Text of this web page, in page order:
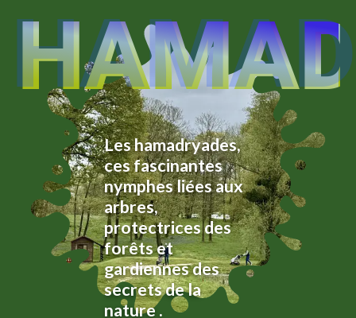
Les hamadryades,
ces fascinantes
nymphes liées aux
arbres,
protectrices des
forêts et
gardiennes des
secrets de la
nature .